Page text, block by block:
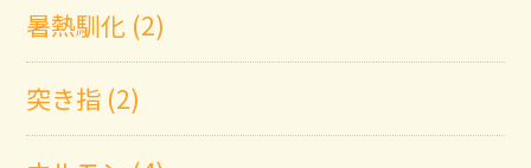
暑熱馴化 (2)
突き指 (2)